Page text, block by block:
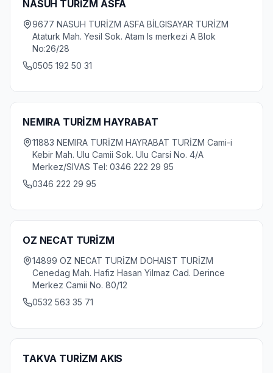
NASUH TURİZM ASFA
9677 NASUH TURİZM ASFA BİLGISAYAR TURİZM
Ataturk Mah. Yesil Sok. Atam Is merkezi A Blok
No:26/28
0505 192 50 31
NEMIRA TURİZM HAYRABAT
11883 NEMIRA TURİZM HAYRABAT TURİZM Cami-i
Kebir Mah. Ulu Camii Sok. Ulu Carsi No. 4/A
Merkez/SIVAS Tel: 0346 222 29 95
0346 222 29 95
OZ NECAT TURİZM
14899 OZ NECAT TURİZM DOHAIST TURİZM
Cenedag Mah. Hafiz Hasan Yilmaz Cad. Derince
Merkez Camii No. 80/12
0532 563 35 71
TAKVA TURİZM AKIS